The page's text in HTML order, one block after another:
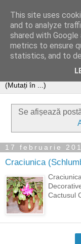
Se afișează
17 februarie
Craciunica
Cactusul
This site uses
and to analyze
shared with
metrics to ensure
statistics, and to